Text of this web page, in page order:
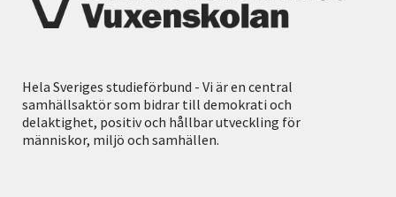
Hela Sveriges studieförbund - Vi är en central
samhällsaktör som bidrar till demokrati och
delaktighet, positiv och hållbar utveckling för
människor, miljö och samhällen.